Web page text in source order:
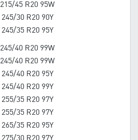
215/45 R20 95W
245/30 R20 90Y
245/35 R20 95Y
245/40 R20 99W
245/40 R20 99W
245/40 R20 95Y
245/40 R20 99Y
255/35 R20 97Y
255/35 R20 97Y
265/35 R20 95Y
275/30 R20 97Y